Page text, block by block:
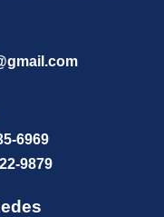
ail.com
6969
9879